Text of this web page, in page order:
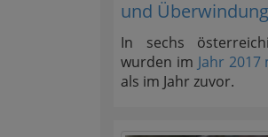
und Überwindung
In sechs
wurden im Jahr
als im Jahr zuvor.